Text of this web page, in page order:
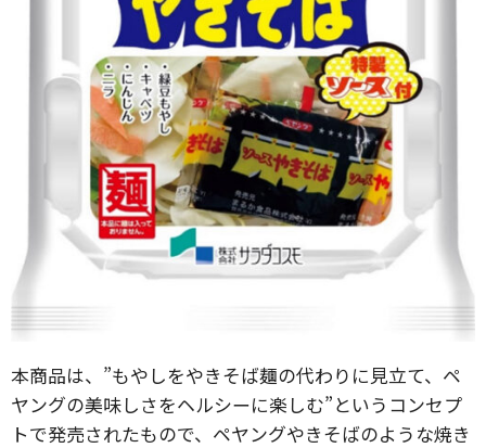
本商品は、”もやしをやきそば麺の代わりに見立て、ペ
ヤングの美味しさをヘルシーに楽しむ”というコンセプ
トで発売されたもので、ペヤングやきそばのような焼き